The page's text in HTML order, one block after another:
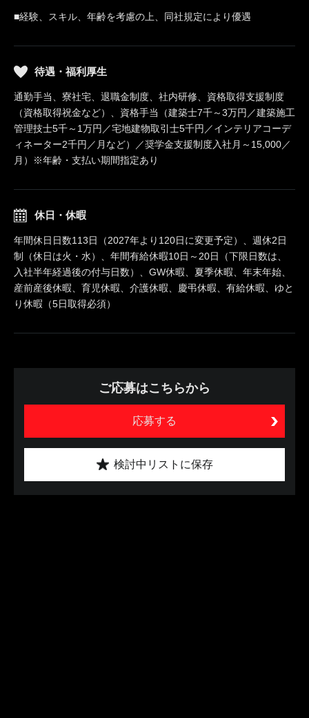
■経験、スキル、年齢を考慮の上、同社規定により優遇
待遇・福利厚生
通勤手当、寮社宅、退職金制度、社内研修、資格取得支援制度
（資格取得祝金など）、資格手当（建築士7千～3万円／建築施工
管理技士5千～1万円／宅地建物取引士5千円／インテリアコーデ
ィネーター2千円／月など）／奨学金支援制度入社月～15,000／
月）※年齢・支払い期間指定あり
休日・休暇
年間休日日数113日（2027年より120日に変更予定）、週休2日
制（休日は火・水）、年間有給休暇10日～20日（下限日数は、
入社半年経過後の付与日数）、GW休暇、夏季休暇、年末年始、
産前産後休暇、育児休暇、介護休暇、慶弔休暇、有給休暇、ゆと
り休暇（5日取得必須）
ご応募はこちらから
応募する
検討中リストに保存